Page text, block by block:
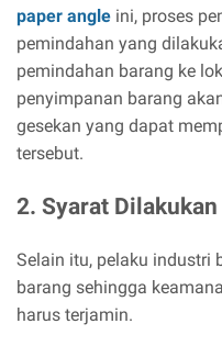
paper angle ini, proses
pemindahan yang
pemindahan barang ke
penyimpanan barang
gesekan yang dapat
tersebut.
2. Syarat
Selain itu, pelaku industri
barang sehingga
harus terjamin.